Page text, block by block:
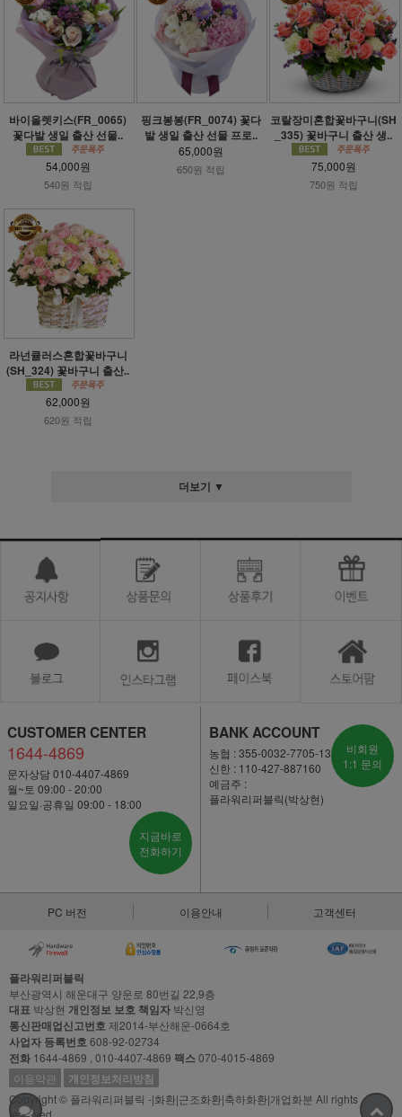
바이올렛키스(FR_0065)
꽃다발 생일 출산 선물..
54,000원
540원 적립
핑크봉봉(FR_0074) 꽃다
발 생일 출산 선물 프로..
65,000원
650원 적립
코랄장미혼합꽃바구니(SH
_335) 꽃바구니 출산 생..
75,000원
750원 적립
라넌큘러스혼합꽃바구니
(SH_324) 꽃바구니 출산..
62,000원
620원 적립
더보기 ▼
CUSTOMER CENTER
1644-4869
문자상담 010-4407-4869
월~토 09:00 - 20:00
일요일·공휴일 09:00 - 18:00
지금바로
전화하기
BANK ACCOUNT
농협 : 355-0032-7705-13
신한 : 110-427-887160
예금주 :
플라워리퍼블릭(박상현)
비회원
1:1 문의
PC 버전 이용안내 고객센터
플라워리퍼블릭
부산광역시 해운대구 양운로 80번길 22,9층
대표 박상현 개인정보 보호 책임자 박신영
통신판매업신고번호제2014-부산해운-0664호
사업자 등록번호608-92-02734
전화 1644-4869 , 010-4407-4869 팩스070-4015-4869
이용약관
개인정보처리방침
Copyright © 플라워리퍼블릭 -|화환|근조화환|축하화환|개업화분 All rights
reserved.